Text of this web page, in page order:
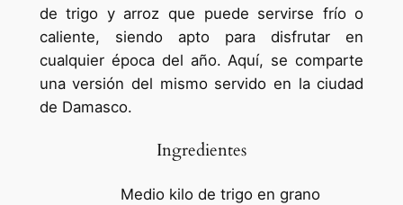
de trigo y arroz que puede servirse frío o
caliente, siendo apto para disfrutar en
cualquier época del año. Aquí, se comparte
una versión del mismo servido en la ciudad
de Damasco.
Ingredientes
Medio kilo de trigo en grano